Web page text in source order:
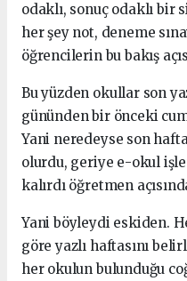
odaklı, sonuç odaklı bir
her şey not, deneme
öğrencilerin bu bakış
Bu yüzden okullar son
gününden bir önceki
Yani neredeyse son
olurdu, geriye e-okul
kalırdı öğretmen
Yani böyleydi eskiden.
göre yazlı haftasını
her okulun bulunduğu